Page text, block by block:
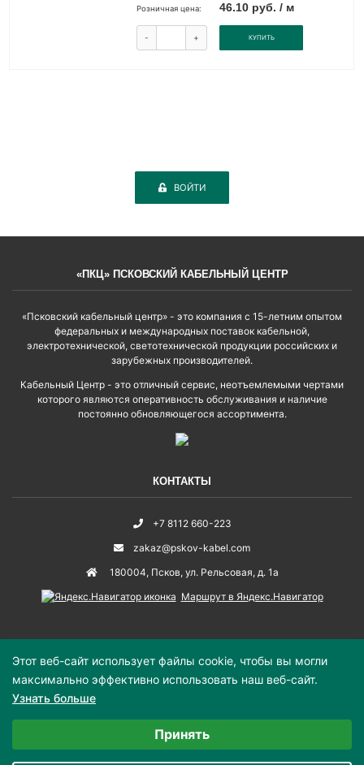
Розничная цена: 46.10 руб. / м
- + КУПИТЬ
ВОЙТИ
«ПКЦ» ПСКОВСКИЙ КАБЕЛЬНЫЙ ЦЕНТР
«Псковский кабельный центр» - это компания с 15-летним опытом
федеральных и международных поставок кабельной,
электротехнической, светотехнической продукции российских и
зарубежных производителей.
Кабельный Центр - это отличный сервис, неотъемлемыми чертами
которого являются оперативность обслуживания и наличие
постоянно обновляющегося ассортимента.
КОНТАКТЫ
+7 8112 660-223
zakaz@pskov-kabel.com
180004, Псков, ул. Рельсовая, д. 1а
Маршрут в Яндекс.Навигатор
© 2019–2026 «Псковский кабельный центр» - продажа кабельной и
электротехнической продукции оптом и в розницу.
Политика конфиденциальности
Этот веб-сайт использует файлы cookie, чтобы вы могли
максимально эффективно использовать наш веб-сайт.
Узнать больше
Выберите настройки cookie
Аналитические/Функциональные
Принять